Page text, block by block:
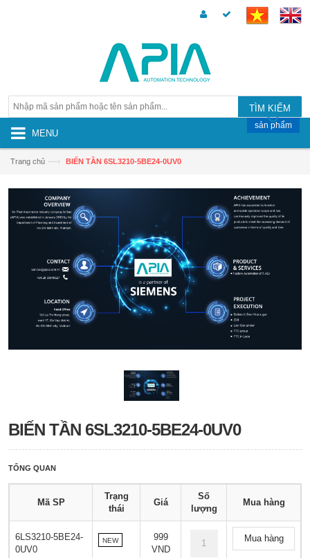
TÌM KIẾM
MENU
sản phẩm
Trang chủ —› BIẾN TẦN 6SL3210-5BE24-0UV0
BIẾN TẦN 6SL3210-5BE24-0UV0
TỔNG QUAN
Mã SP
Trạng
thái
Giá
Số
lượng
Mua hàng
6LS3210-5BE24-
0UV0
NEW
999
VND
Mua hàng